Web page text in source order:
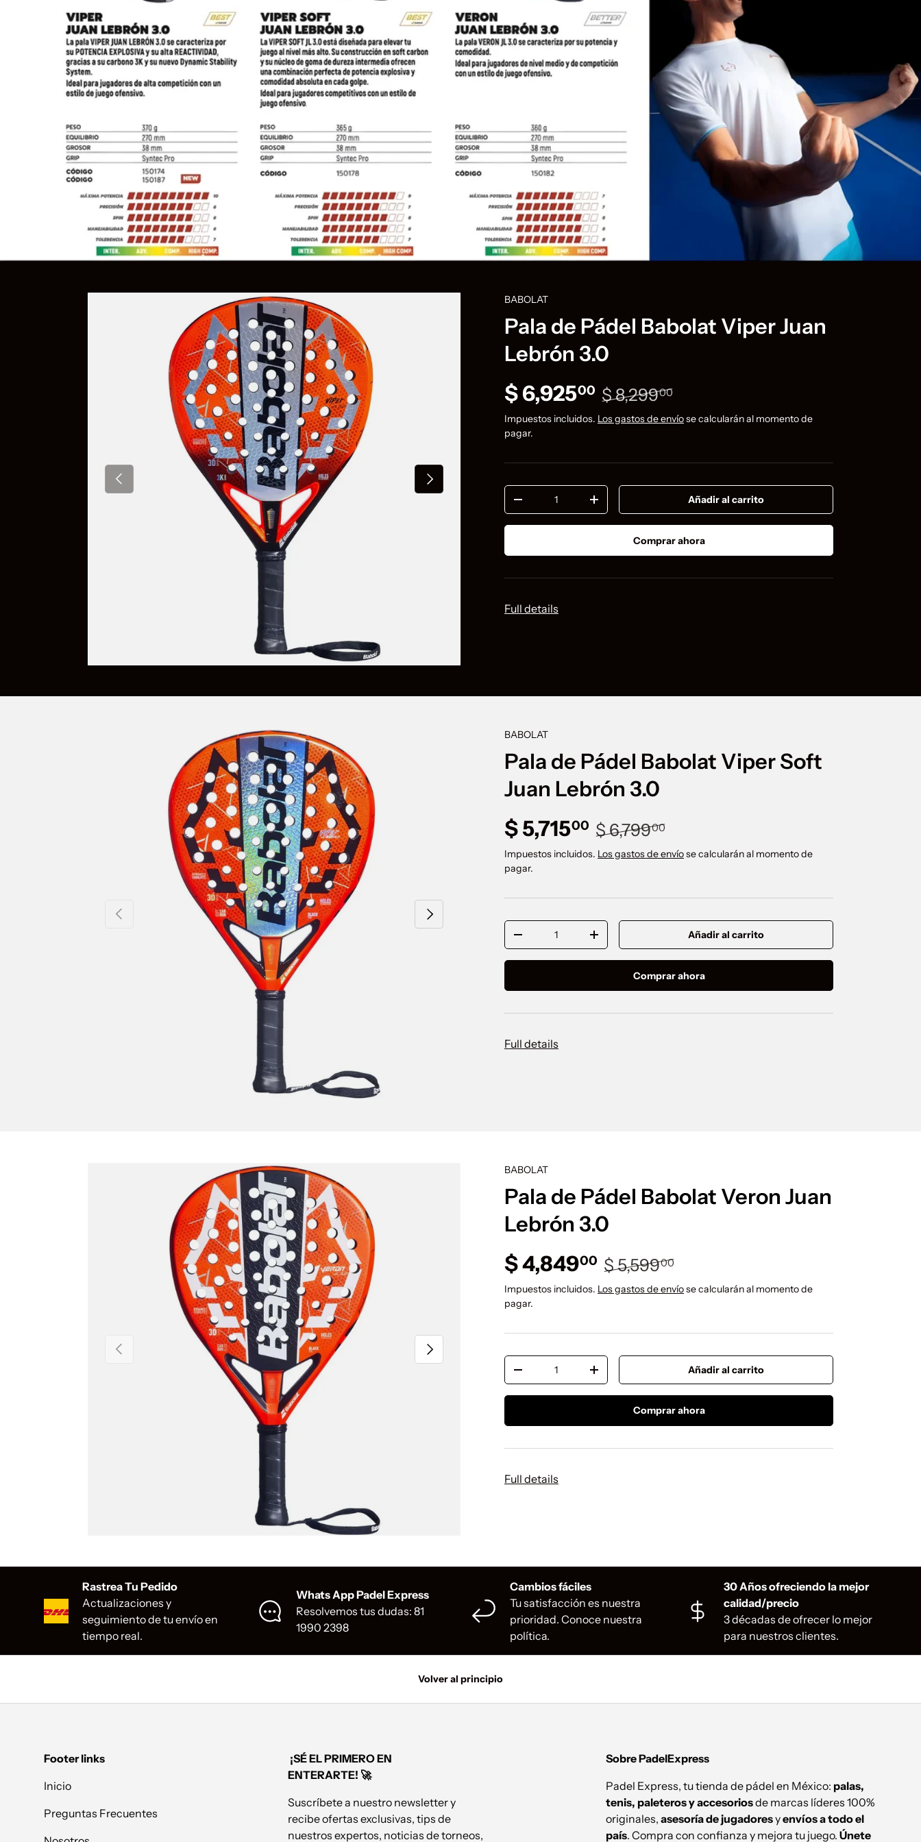
Ir directamente a la información del producto
Anterior Siguiente
BABOLAT
Pala de Pádel Babolat Viper Juan
Lebrón 3.0
Precio de venta
$ 6,92500 Precio normal
$ 8,29900
Impuestos incluidos. Los gastos de envíose calcularán al momento de
pagar.
Cant.
Disminuir cantidadAumentar la cantidadAñadir al carrito
Comprar ahora
Full details
Ir directamente a la información del producto
Anterior Siguiente
BABOLAT
Pala de Pádel Babolat Viper Soft
Juan Lebrón 3.0
Precio de venta
$ 5,71500 Precio normal
$ 6,79900
Impuestos incluidos. Los gastos de envíose calcularán al momento de
pagar.
Cant.
Disminuir cantidadAumentar la cantidadAñadir al carrito
Comprar ahora
Full details
Ir directamente a la información del producto
Anterior Siguiente
BABOLAT
Pala de Pádel Babolat Veron Juan
Lebrón 3.0
Precio de venta
$ 4,84900 Precio normal
$ 5,59900
Impuestos incluidos. Los gastos de envíose calcularán al momento de
pagar.
Cant.
Disminuir cantidadAumentar la cantidadAñadir al carrito
Comprar ahora
Full details
Rastrea Tu Pedido
Actualizaciones y
seguimiento de tu envío en
tiempo real.
Whats App Padel Express
Resolvemos tus dudas: 81
1990 2398
Cambios fáciles
Tu satisfacción es nuestra
prioridad. Conoce nuestra
política.
30 Años ofreciendo la mejor
calidad/precio
3 décadas de ofrecer lo mejor
para nuestros clientes.
Volver al principio
Footer links
Inicio
Preguntas Frecuentes
¡SÉ EL PRIMERO EN
ENTERARTE! 🚀
Suscríbete a nuestro newsletter y
recibe ofertas exclusivas, tips de
nuestros expertos, noticias de torneos,
Sobre PadelExpress
Padel Express, tu tienda de pádel en México: palas,
tenis, paleteros y accesoriosde marcas líderes 100%
originales, asesoría de jugadoresyenvíos a todo el
país. Compra con confianza y mejora tu juego. Únete